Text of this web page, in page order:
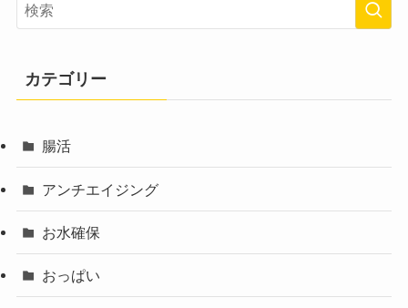
カテゴリー
腸活
アンチエイジング
お水確保
おっぱい